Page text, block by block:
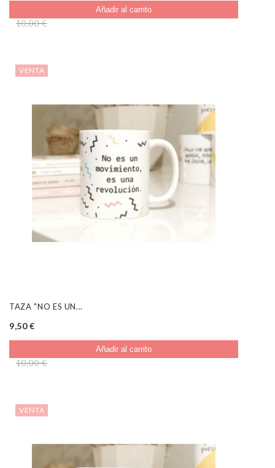
Añadir al carrito
10,00 €
VENTA
TAZA "NO ES UN...
9,50 €
Añadir al carrito
10,00 €
VENTA